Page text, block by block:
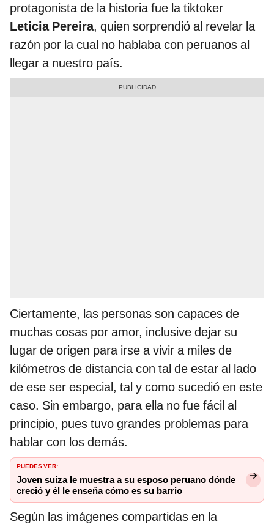
protagonista de la historia fue la tiktoker
Leticia Pereira, quien sorprendió al revelar la
razón por la cual no hablaba con peruanos al
llegar a nuestro país.
Ciertamente, las personas son capaces de
muchas cosas por amor, inclusive dejar su
lugar de origen para irse a vivir a miles de
kilómetros de distancia con tal de estar al lado
de ese ser especial, tal y como sucedió en este
caso. Sin embargo, para ella no fue fácil al
principio, pues tuvo grandes problemas para
hablar con los demás.
PUEDES VER:
Joven suiza le muestra a su esposo peruano dónde
creció y él le enseña cómo es su barrio
Según las imágenes compartidas en la